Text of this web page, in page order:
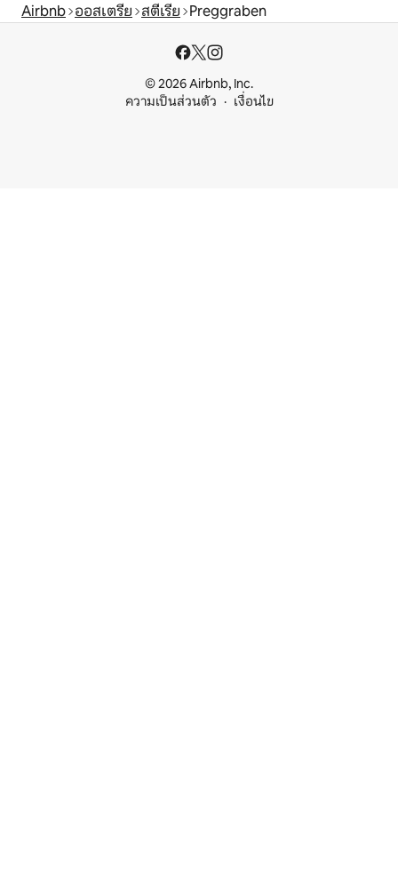
Airbnb ออสเตรีย สตีเรีย Preggraben
© 2026 Airbnb, Inc.
ความเป็นส่วนตัว
เงื่อนไข